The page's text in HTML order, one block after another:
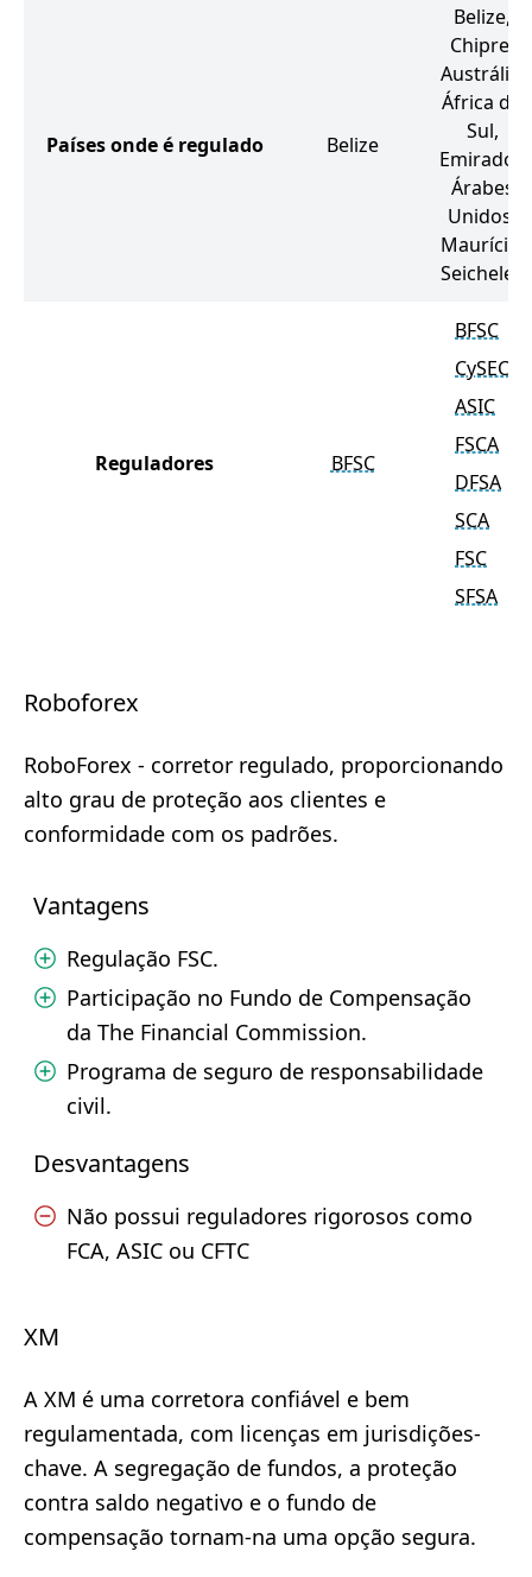
Países onde é regulado Belize
Belize,
Chipre,
Austrália,
África do
Sul,
Emirados
Árabes
Unidos,
Maurício,
Seicheles
Reguladores BFSC
BFSC
CySEC
ASIC
FSCA
DFSA
SCA
FSC
SFSA
Roboforex
RoboForex - corretor regulado, proporcionando
alto grau de proteção aos clientes e
conformidade com os padrões.
Vantagens
Regulação FSC.
Participação no Fundo de Compensação
da The Financial Commission.
Programa de seguro de responsabilidade
civil.
Desvantagens
Não possui reguladores rigorosos como
FCA, ASIC ou CFTC
XM
A XM é uma corretora confiável e bem
regulamentada, com licenças em jurisdições-
chave. A segregação de fundos, a proteção
contra saldo negativo e o fundo de
compensação tornam-na uma opção segura.